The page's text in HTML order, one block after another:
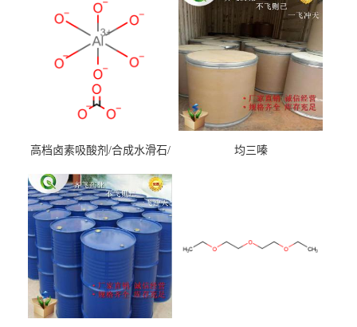
高档卤素吸酸剂/合成水滑石/
均三嗪